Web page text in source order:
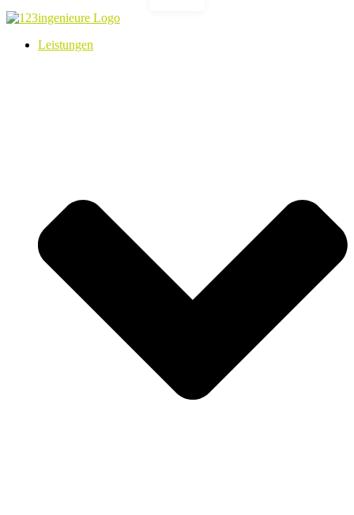
Leistungen